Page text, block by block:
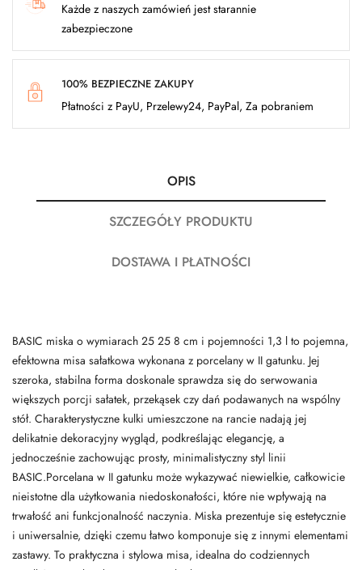
Każde z naszych zamówień jest starannie
zabezpieczone
100% BEZPIECZNE ZAKUPY
Płatności z PayU, Przelewy24, PayPal, Za pobraniem
OPIS
SZCZEGÓŁY PRODUKTU
DOSTAWA I PŁATNOŚCI
BASIC miska o wymiarach 25 25 8 cm i pojemności 1,3 l to pojemna,
efektowna misa sałatkowa wykonana z porcelany w II gatunku. Jej
szeroka, stabilna forma doskonale sprawdza się do serwowania
większych porcji sałatek, przekąsek czy dań podawanych na wspólny
stół. Charakterystyczne kulki umieszczone na rancie nadają jej
delikatnie dekoracyjny wygląd, podkreślając elegancję, a
jednocześnie zachowując prosty, minimalistyczny styl linii
BASIC.Porcelana w II gatunku może wykazywać niewielkie, całkowicie
nieistotne dla użytkowania niedoskonałości, które nie wpływają na
trwałość ani funkcjonalność naczynia. Miska prezentuje się estetycznie
i uniwersalnie, dzięki czemu łatwo komponuje się z innymi elementami
zastawy. To praktyczna i stylowa misa, idealna do codziennych